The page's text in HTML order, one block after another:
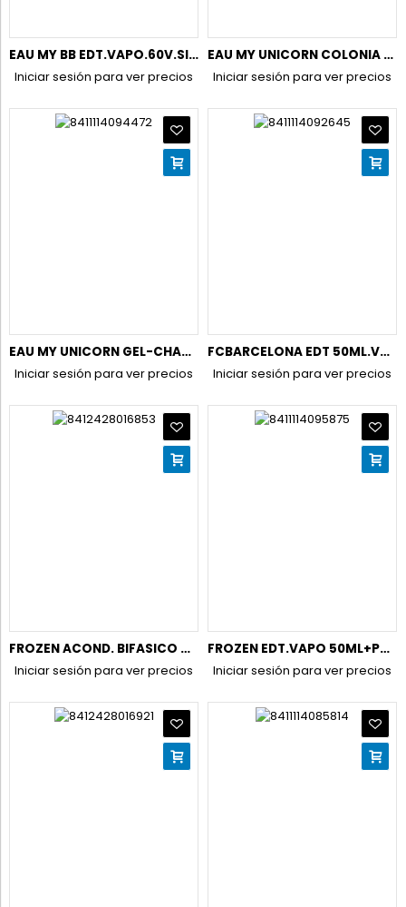
EAU MY BB EDT.VAPO.60V.SIN ALCOH+GEL+BODY+PORT.CHUP.(NECES)
Iniciar sesión para ver precios
EAU MY UNICORN COLONIA CORPORAL 200ML.VAPO
Iniciar sesión para ver precios
EAU MY UNICORN GEL-CHAMPU 500 ML.
Iniciar sesión para ver precios
FCBARCELONA EDT 50ML.VAPO.+ COLONIA CORPORAL 100ML+NECESER
Iniciar sesión para ver precios
FROZEN ACOND. BIFASICO DESENREDANTE DE PELO 400ML. 1685
Iniciar sesión para ver precios
FROZEN EDT.VAPO 50ML+PALETA SOMBRAS/COLORETE/BRILLO
Iniciar sesión para ver precios